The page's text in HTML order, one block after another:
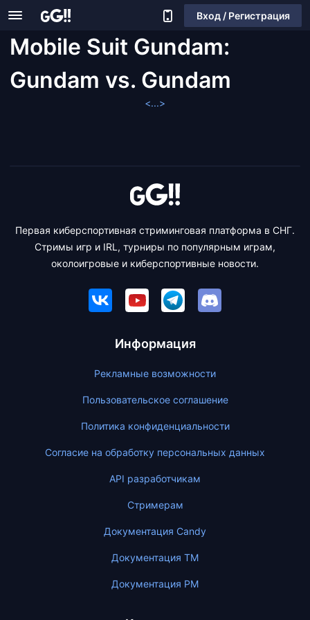
Вход / Регистрация
Mobile Suit Gundam:
Gundam vs. Gundam
<...>
Первая киберспортивная стриминговая платформа в СНГ.
Стримы игр и IRL, турниры по популярным играм,
околоигровые и киберспортивные новости.
Информация
Рекламные возможности
Пользовательское соглашение
Политика конфиденциальности
Согласие на обработку персональных данных
API разработчикам
Стримерам
Документация Candy
Документация ТМ
Документация PM